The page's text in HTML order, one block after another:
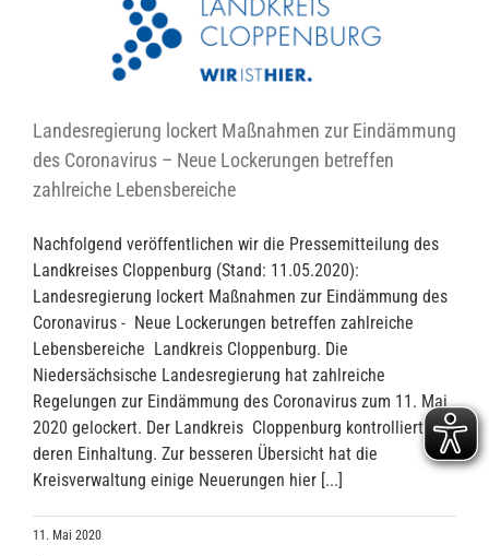
Landesregierung lockert Maßnahmen zur Eindämmung
des Coronavirus – Neue Lockerungen betreffen
zahlreiche Lebensbereiche
Nachfolgend veröffentlichen wir die Pressemitteilung des
Landkreises Cloppenburg (Stand: 11.05.2020):
Landesregierung lockert Maßnahmen zur Eindämmung des
Coronavirus - Neue Lockerungen betreffen zahlreiche
Lebensbereiche Landkreis Cloppenburg. Die
Niedersächsische Landesregierung hat zahlreiche
Regelungen zur Eindämmung des Coronavirus zum 11. Mai
2020 gelockert. Der Landkreis Cloppenburg kontrolliert
deren Einhaltung. Zur besseren Übersicht hat die
Kreisverwaltung einige Neuerungen hier [...]
11. Mai 2020